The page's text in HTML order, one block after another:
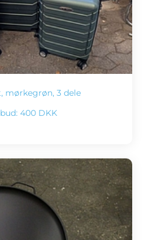
mørkegrøn, 3 dele
400 DKK